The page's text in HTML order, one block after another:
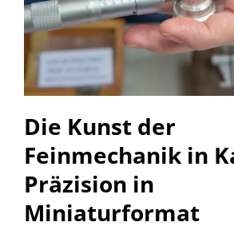
Die Kunst der
Feinmechanik in
Präzision in
Miniaturformat